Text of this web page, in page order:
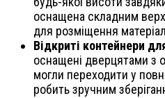
оснащена складним
для розміщення
Відкриті контейнери
оснащені дверцятами з
могли переходити у
робить зручним